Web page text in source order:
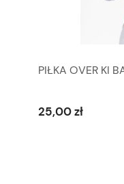
PIŁKA OVER KI
25,00 zł